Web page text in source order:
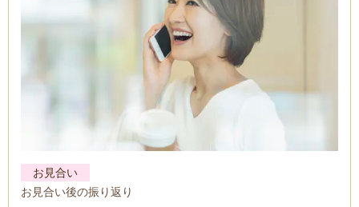
お見合い
お見合い後の振り返り